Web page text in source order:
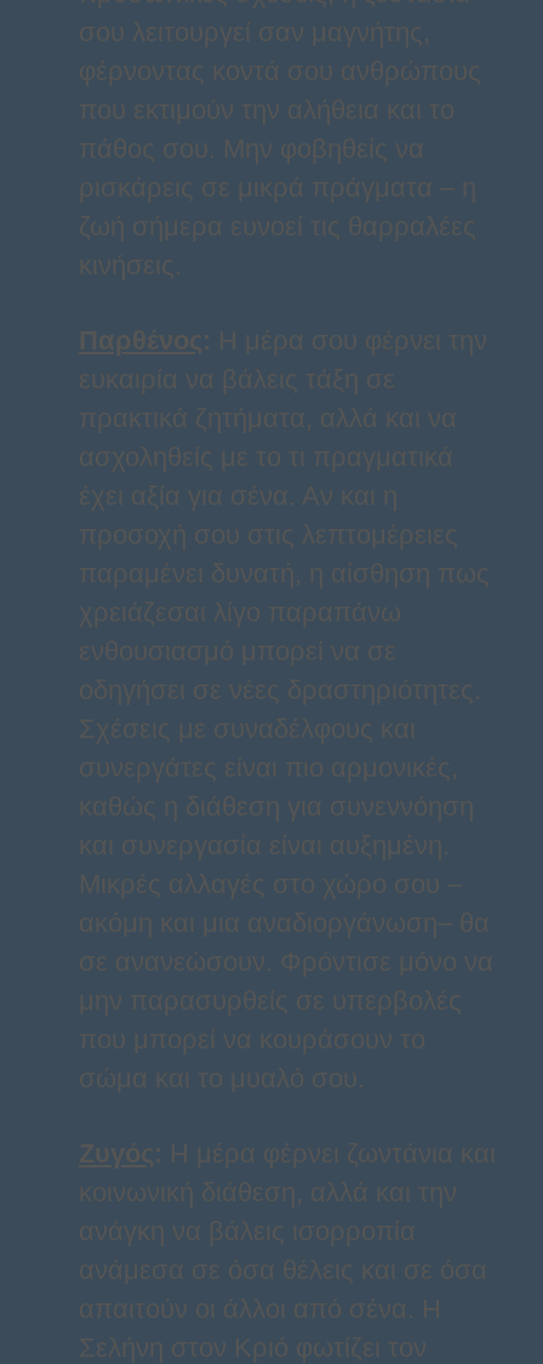
σου λειτουργεί σαν μαγνήτης,
φέρνοντας κοντά σου ανθρώπους
που εκτιμούν την αλήθεια και το
πάθος σου. Μην φοβηθείς να
ρισκάρεις σε μικρά πράγματα – η
ζωή σήμερα ευνοεί τις θαρραλέες
κινήσεις.
Παρθένος: Η μέρα σου φέρνει την
ευκαιρία να βάλεις τάξη σε
πρακτικά ζητήματα, αλλά και να
ασχοληθείς με το τι πραγματικά
έχει αξία για σένα. Αν και η
προσοχή σου στις λεπτομέρειες
παραμένει δυνατή, η αίσθηση πως
χρειάζεσαι λίγο παραπάνω
ενθουσιασμό μπορεί να σε
οδηγήσει σε νέες δραστηριότητες.
Σχέσεις με συναδέλφους και
συνεργάτες είναι πιο αρμονικές,
καθώς η διάθεση για συνεννόηση
και συνεργασία είναι αυξημένη.
Μικρές αλλαγές στο χώρο σου –
ακόμη και μια αναδιοργάνωση– θα
σε ανανεώσουν. Φρόντισε μόνο να
μην παρασυρθείς σε υπερβολές
που μπορεί να κουράσουν το
σώμα και το μυαλό σου.
Ζυγός: Η μέρα φέρνει ζωντάνια και
κοινωνική διάθεση, αλλά και την
ανάγκη να βάλεις ισορροπία
ανάμεσα σε όσα θέλεις και σε όσα
απαιτούν οι άλλοι από σένα. Η
Σελήνη στον Κριό φωτίζει τον